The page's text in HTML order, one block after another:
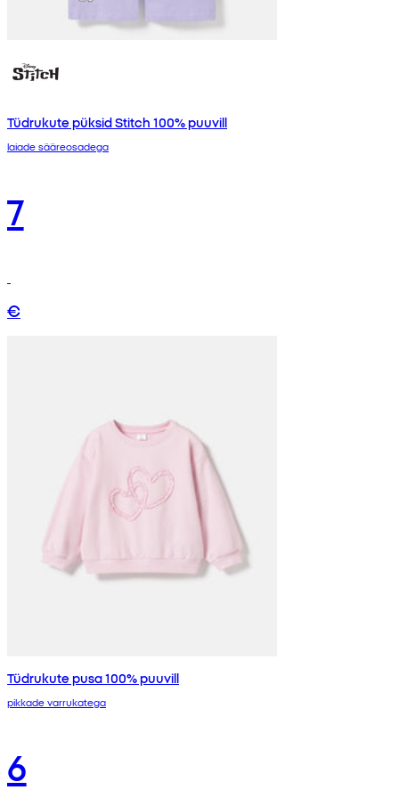
Tüdrukute püksid Stitch 100% puuvill
laiade sääreosadega
7
€
Tüdrukute pusa 100% puuvill
pikkade varrukatega
6